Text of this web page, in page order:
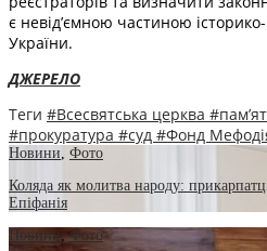
є невід’ємною частиною
України.
ДЖЕРЕЛО
Теги #Всесвятська церква
#прокуратура #суд #Фонд
Новини Фото
Коляда як молитва народу:
Епіфанія
Новини,Фото